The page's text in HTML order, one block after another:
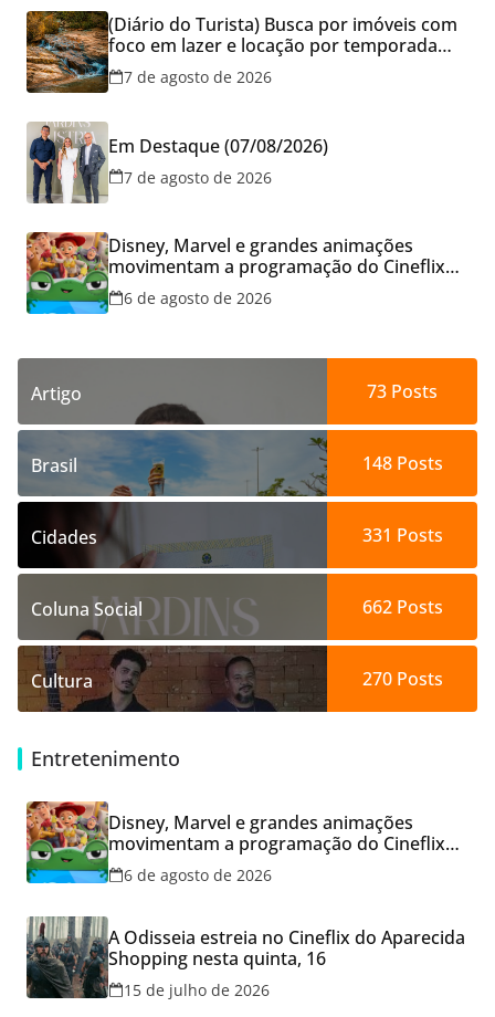
(Diário do Turista) Busca por imóveis com
foco em lazer e locação por temporada
cresce no Brasil
7 de agosto de 2026
Em Destaque (07/08/2026)
7 de agosto de 2026
Disney, Marvel e grandes animações
movimentam a programação do Cineflix
do Aparecida Shopping
6 de agosto de 2026
Artigo 73 Posts
Brasil 148Posts
Cidades 331 Posts
Coluna Social 662Posts
Cultura 270Posts
Entretenimento
Disney, Marvel e grandes animações
movimentam a programação do Cineflix
do Aparecida Shopping
6 de agosto de 2026
A Odisseia estreia no Cineflix do Aparecida
Shopping nesta quinta, 16
15 de julho de 2026